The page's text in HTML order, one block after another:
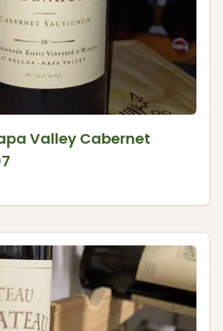
Valley Cabernet